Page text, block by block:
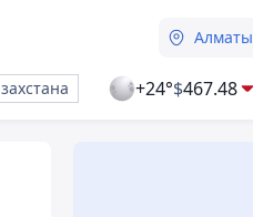
Алматы
+24°$467.48